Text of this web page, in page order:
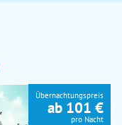
Übernachtungspreis
ab 101 €
pro Nacht